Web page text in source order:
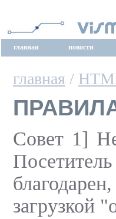
главная новости
главная /
Совет 1]
загрузкой